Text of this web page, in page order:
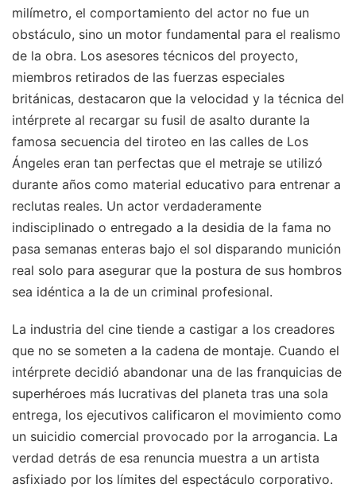
milímetro, el comportamiento del actor no fue un
obstáculo, sino un motor fundamental para el realismo
de la obra. Los asesores técnicos del proyecto,
miembros retirados de las fuerzas especiales
británicas, destacaron que la velocidad y la técnica del
intérprete al recargar su fusil de asalto durante la
famosa secuencia del tiroteo en las calles de Los
Ángeles eran tan perfectas que el metraje se utilizó
durante años como material educativo para entrenar a
reclutas reales. Un actor verdaderamente
indisciplinado o entregado a la desidia de la fama no
pasa semanas enteras bajo el sol disparando munición
real solo para asegurar que la postura de sus hombros
sea idéntica a la de un criminal profesional.
La industria del cine tiende a castigar a los creadores
que no se someten a la cadena de montaje. Cuando el
intérprete decidió abandonar una de las franquicias de
superhéroes más lucrativas del planeta tras una sola
entrega, los ejecutivos calificaron el movimiento como
un suicidio comercial provocado por la arrogancia. La
verdad detrás de esa renuncia muestra a un artista
asfixiado por los límites del espectáculo corporativo.